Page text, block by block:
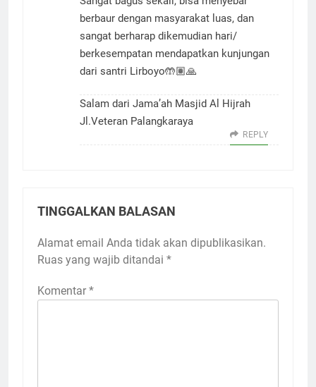
berbaur dengan masyarakat luas, dan
sangat berharap dikemudian hari/
berkesempatan mendapatkan kunjungan
dari santri Lirboyo🤲🏽🙏
Salam dari Jama’ah Masjid Al Hijrah
Jl.Veteran Palangkaraya
REPLY
TINGGALKAN BALASAN
Alamat email Anda tidak akan dipublikasikan.
Ruas yang wajib ditandai *
Komentar *